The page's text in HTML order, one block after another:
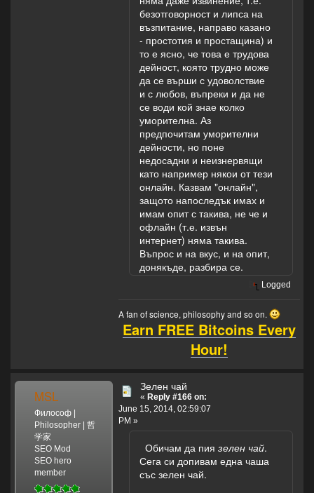
безотговорност и липса на
възпитание, направо казано
- простотия и простащина) и
то е ясно, че това е трудова
дейност, която трудно може
да се върши с удоволствие
и с любов, въпреки и да не
се води кой знае колко
уморителна. Аз
предпочитам уморителни
дейности, но поне
недосадни и неизнервящи
като например някои от тези
онлайн. Казвам "онлайн",
защото напоследък имах и
имам опит с такива, не че и
офлайн (т.е. извън
интернет) няма такива.
Въпрос и на вкус, и на опит,
донякъде, разбира се.
Logged
A fan of science, philosophy and so on.
Earn FREE Bitcoins Every
Hour!
MSL
Философ |
Philosopher | 哲
学家
SEO Mod
SEO hero
member
Зелен чай
« Reply #166 on:
June 15, 2014, 02:59:07
PM »
Обичам да пия зелен чай.
Сега си допивам една чаша
със зелен чай.